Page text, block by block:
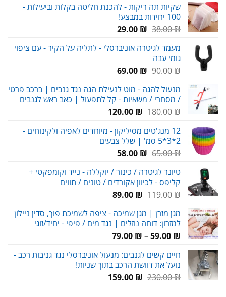
שקיות תה ריקות - להכנת חליטה בקלות וביעילות -
100 יחידות במבצע!
38.00₪
המחיר
היה:
29.00 ₪
המחיר
הוא:
מעמד לגיטרה אוניברסלי - לתליה על הקיר - עם ציפוי
גומי עבה
90.00₪
המחיר
היה:
90.00 ₪.
69.00 ₪
המחיר
הוא:
69.00 ₪.
מנעול להגה - מוט לנעילת הגה נגד גנבים | ברכב פרטי
/ מסחרי / משאיות - קל לתפעול | כאב ראש לגנבים
180.00₪
המחיר
היה:
180.00 ₪.
120.00 ₪
המחיר
הוא:
120.00 ₪.
12 מנג'טים מסיליקון - מיוחדים לאפיה ולקינוחים -
2*3*5 סמ' | שלל צבעים
65.00₪
המחיר
היה:
65.00 ₪.
58.00 ₪
המחיר
הוא:
58.00 ₪.
טיונר לגיטרה / כינור / יוקללה - נייד וקומפקטי +
קליפס - לכיוון אקורדים / טונים / תווים
119.00₪
המחיר
היה:
119.00 ₪.
89.00 ₪
המחיר
הוא:
89.00 ₪.
מגן מזרן | מגן שמיכה - ציפה לשמיכת פוך, סדין ניילון
למזרון: דוחה נוזלים | נגד מים / פיפי - יחיד/זוגי
59.00 ₪
–
79.00 ₪
טווח
עד
חיים קשים לגנבים: מנעול אוניברסלי נגד גניבות רכב -
נועל את דוושת הרכב בתוך שניות!
230.00₪
המחיר159.00 ₪
המחיר